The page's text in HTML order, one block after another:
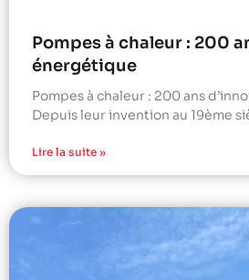
Pompes à chaleur : 200
énergétique
Pompes à chaleur : 200 ans
Depuis leur invention au 19ème
Lire la suite »